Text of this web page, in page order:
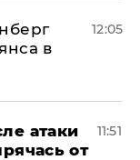
в
12:05
атаки
от
11:51